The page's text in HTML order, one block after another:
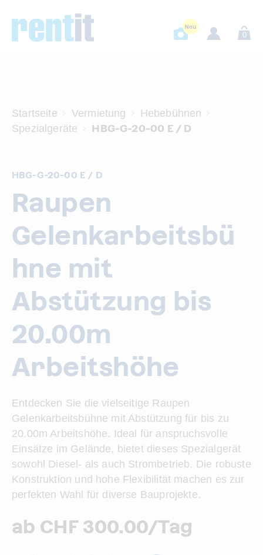
0
Startseite Vermietung
Hebebühnen
Spezialgeräte
HBG-G-20-00 E / D
HBG-G-20-00 E / D
Raupen
Gelenkarbeitsbü
hne mit
Abstützung bis
20.00m
Arbeitshöhe
Entdecken Sie die vielseitige Raupen
Gelenkarbeitsbühne mit Abstützung für bis zu
20.00m Arbeitshöhe. Ideal für anspruchsvolle
Einsätze im Gelände, bietet dieses Spezialgerät
sowohl Diesel- als auch Strombetrieb. Die robuste
Konstruktion und hohe Flexibilität machen es zur
perfekten Wahl für diverse Bauprojekte.
ab CHF 300.00/Tag